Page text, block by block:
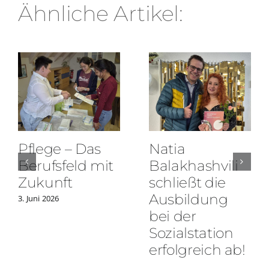
Ähnliche Artikel:
Pflege – Das
Berufsfeld mit
Zukunft
3. Juni 2026
Natia
Balakhashvili
schließt die
Ausbildung
bei der
Sozialstation
erfolgreich ab!